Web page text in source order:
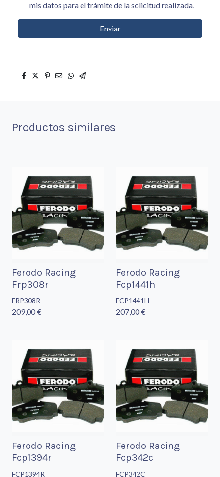
mis datos para el trámite de la solicitud realizada.
Enviar
Productos similares
Ferodo Racing
Frp308r
FRP308R
209,00 €
Ferodo Racing
Fcp1441h
FCP1441H
207,00 €
Ferodo Racing
Fcp1394r
FCP1394R
Ferodo Racing
Fcp342c
FCP342C